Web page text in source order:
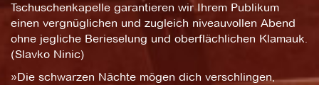
Tschuschenkapelle garantieren wir Ihrem Publikum
einen vergnüglichen und zugleich niveauvollen Abend
ohne jegliche Berieselung und oberflächlichen Klamauk.
(Slavko Ninic)
»Die schwarzen Nächte mögen dich verschlingen,